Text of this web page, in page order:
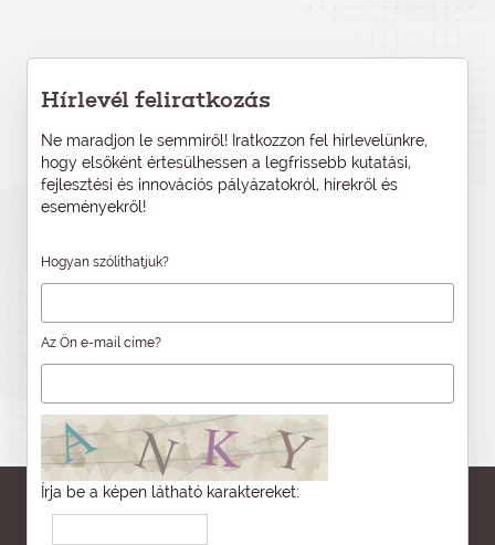
Hírlevél feliratkozás
Ne maradjon le semmiről! Iratkozzon fel hírlevelünkre,
hogy elsőként értesülhessen a legfrissebb kutatási,
fejlesztési és innovációs pályázatokról, hírekről és
eseményekről!
Hogyan szólíthatjuk?
Az Ön e-mail címe?
Írja be a képen látható karaktereket: